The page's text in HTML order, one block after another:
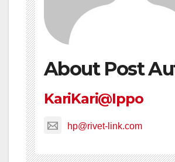
About Post
KariKari@Ippo
hp@rivet-link.com